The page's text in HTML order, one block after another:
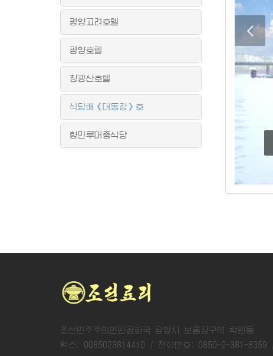
평양고려호텔
평양호텔
창광산호텔
식당배《대동강》호
향만루대중식당
조선민주주의인민공화국 평양시 보통강구역 락원동
확스: 0085023814410 / 전화번호: 0850-2-381-8359